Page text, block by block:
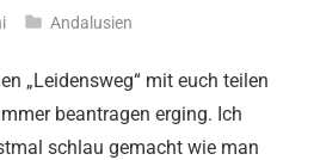
Andalusien
„Leidensweg“ mit euch teilen
beantragen erging. Ich
schlau gemacht wie man